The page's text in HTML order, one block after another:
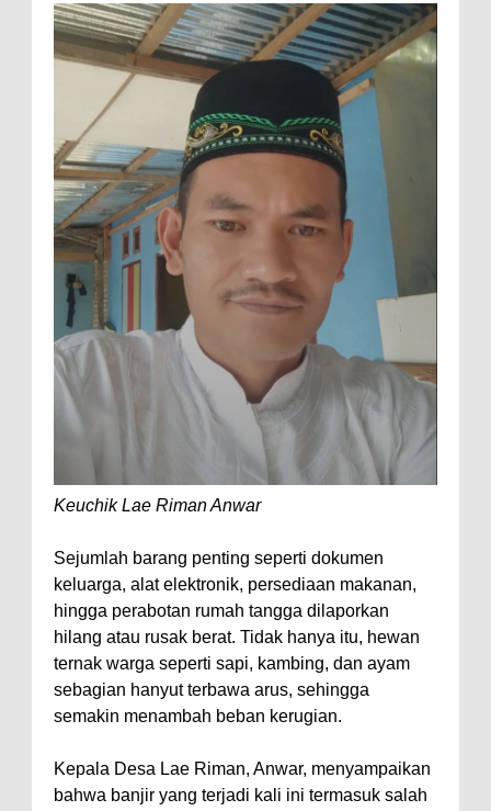
Keuchik Lae Riman Anwar
Sejumlah barang penting seperti dokumen
keluarga, alat elektronik, persediaan makanan,
hingga perabotan rumah tangga dilaporkan
hilang atau rusak berat. Tidak hanya itu, hewan
ternak warga seperti sapi, kambing, dan ayam
sebagian hanyut terbawa arus, sehingga
semakin menambah beban kerugian.
Kepala Desa Lae Riman, Anwar, menyampaikan
bahwa banjir yang terjadi kali ini termasuk salah